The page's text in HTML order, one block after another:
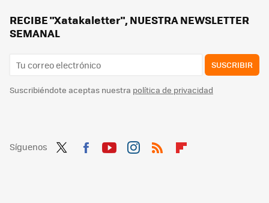
RECIBE "Xatakaletter", NUESTRA NEWSLETTER
SEMANAL
SUSCRIBIR
Suscribiéndote aceptas nuestra política de privacidad
Síguenos